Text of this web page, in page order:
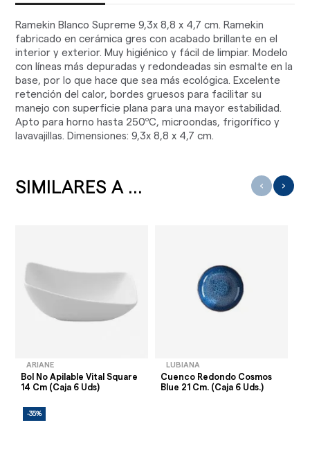
Ramekin Blanco Supreme 9,3x 8,8 x 4,7 cm. Ramekin
fabricado en cerámica gres con acabado brillante en el
interior y exterior. Muy higiénico y fácil de limpiar. Modelo
con líneas más depuradas y redondeadas sin esmalte en la
base, por lo que hace que sea más ecológica. Excelente
retención del calor, bordes gruesos para facilitar su
manejo con superficie plana para una mayor estabilidad.
Apto para horno hasta 250ºC, microondas, frigorífico y
lavavajillas. Dimensiones: 9,3x 8,8 x 4,7 cm.
SIMILARES A ...
ARIANE
Bol No Apilable Vital Square
14 Cm (Caja 6 Uds)
-35%
LUBIANA
Cuenco Redondo Cosmos
Blue 21 Cm. (Caja 6 Uds.)
‹ ›